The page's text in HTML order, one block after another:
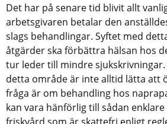
Det har på senare tid blivit allt
arbetsgivaren betalar den
slags behandlingar. Syftet med
åtgärder ska förbättra hälsan hos
tur leder till mindre
detta område är inte alltid lätta att
fråga är om behandling hos
kan vara hänförlig till sådan